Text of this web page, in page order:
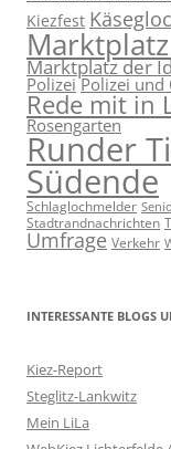
Kiezfest
Marktplatz der
Polizei Polizei
Rede mit in
Rosengarten
Runder
Südende
Schlaglochmelder
Stadtrandnachrichten
Umfrage Verkehr
INTERESSANTE BLOGS
Kiez-Report
Steglitz-Lankwitz
Mein LiLa